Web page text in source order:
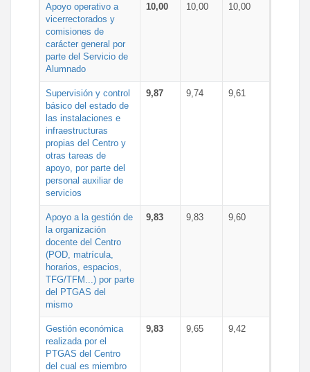
Apoyo operativo a
vicerrectorados y
comisiones de
carácter general por
parte del Servicio de
Alumnado
10,00 10,00 10,00
Supervisión y control
básico del estado de
las instalaciones e
infraestructuras
propias del Centro y
otras tareas de
apoyo, por parte del
personal auxiliar de
servicios
9,87 9,74 9,61
Apoyo a la gestión de
la organización
docente del Centro
(POD, matrícula,
horarios, espacios,
TFG/TFM...) por parte
del PTGAS del
mismo
9,83 9,83 9,60
Gestión económica
realizada por el
PTGAS del Centro
del cual es miembro
9,83 9,65 9,42